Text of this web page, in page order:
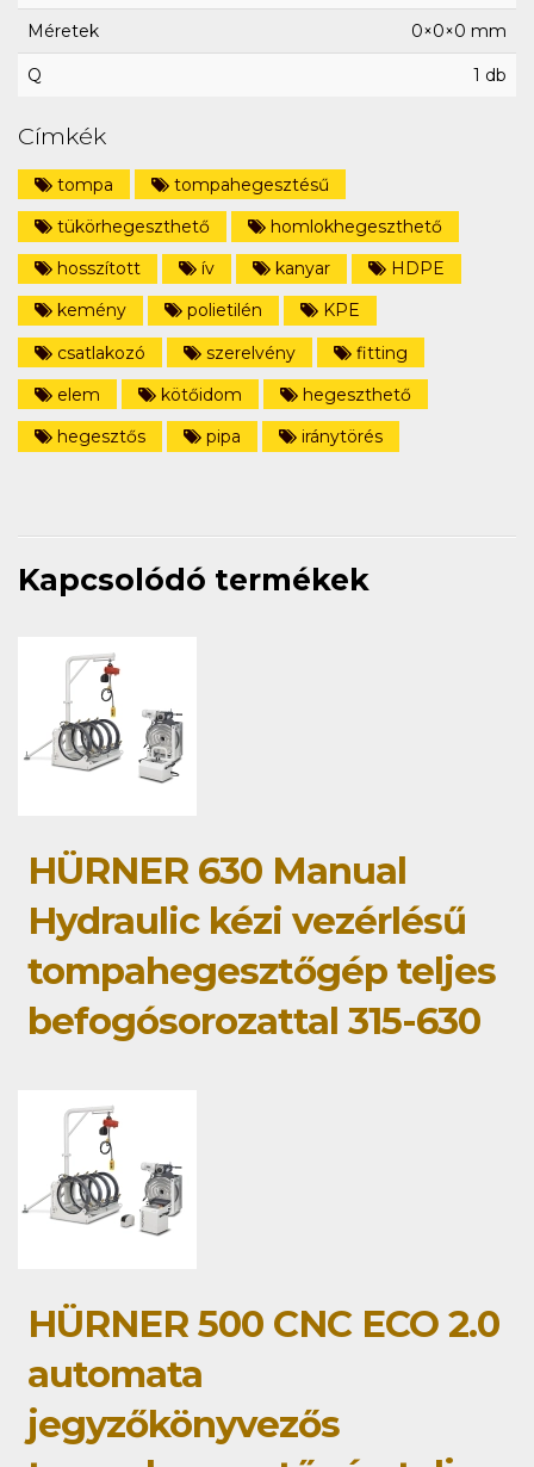
Méretek 0×0×0 mm
Q 1 db
Címkék
tompa
tompahegesztésű
tükörhegeszthető
homlokhegeszthető
hosszított
ív kanyar
HDPE
kemény
polietilén
KPE
csatlakozó
szerelvény
fitting
elem
kötőidom
hegeszthető
hegesztős
pipa iránytörés
Kapcsolódó termékek
HÜRNER 630 Manual
Hydraulic kézi vezérlésű
tompahegesztőgép teljes
befogósorozattal 315-630
HÜRNER 500 CNC ECO 2.0
automata
jegyzőkönyvezős